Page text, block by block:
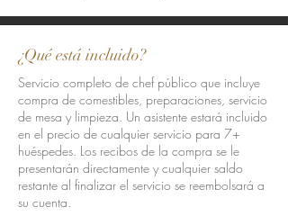
¿Qué está incluido?
Servicio completo de chef público que incluye
compra de comestibles, preparaciones, servicio
de mesa y limpieza. Un asistente estará incluido
en el precio de cualquier servicio para 7+
huéspedes. Los recibos de la compra se le
presentarán directamente y cualquier saldo
restante al finalizar el servicio se reembolsará a
su cuenta.